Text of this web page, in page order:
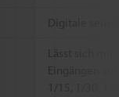
Digitale
Eingängen